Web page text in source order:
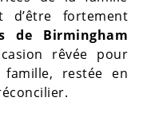
d’être fortement
de Birmingham
rêvée pour
restée en